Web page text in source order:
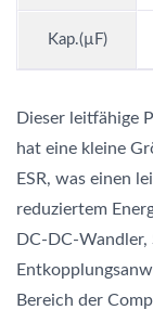
Kap.(µF)
Dieser leitfähige
hat eine kleine
ESR, was einen
reduziertem
DC-DC-Wandler,
Bereich der